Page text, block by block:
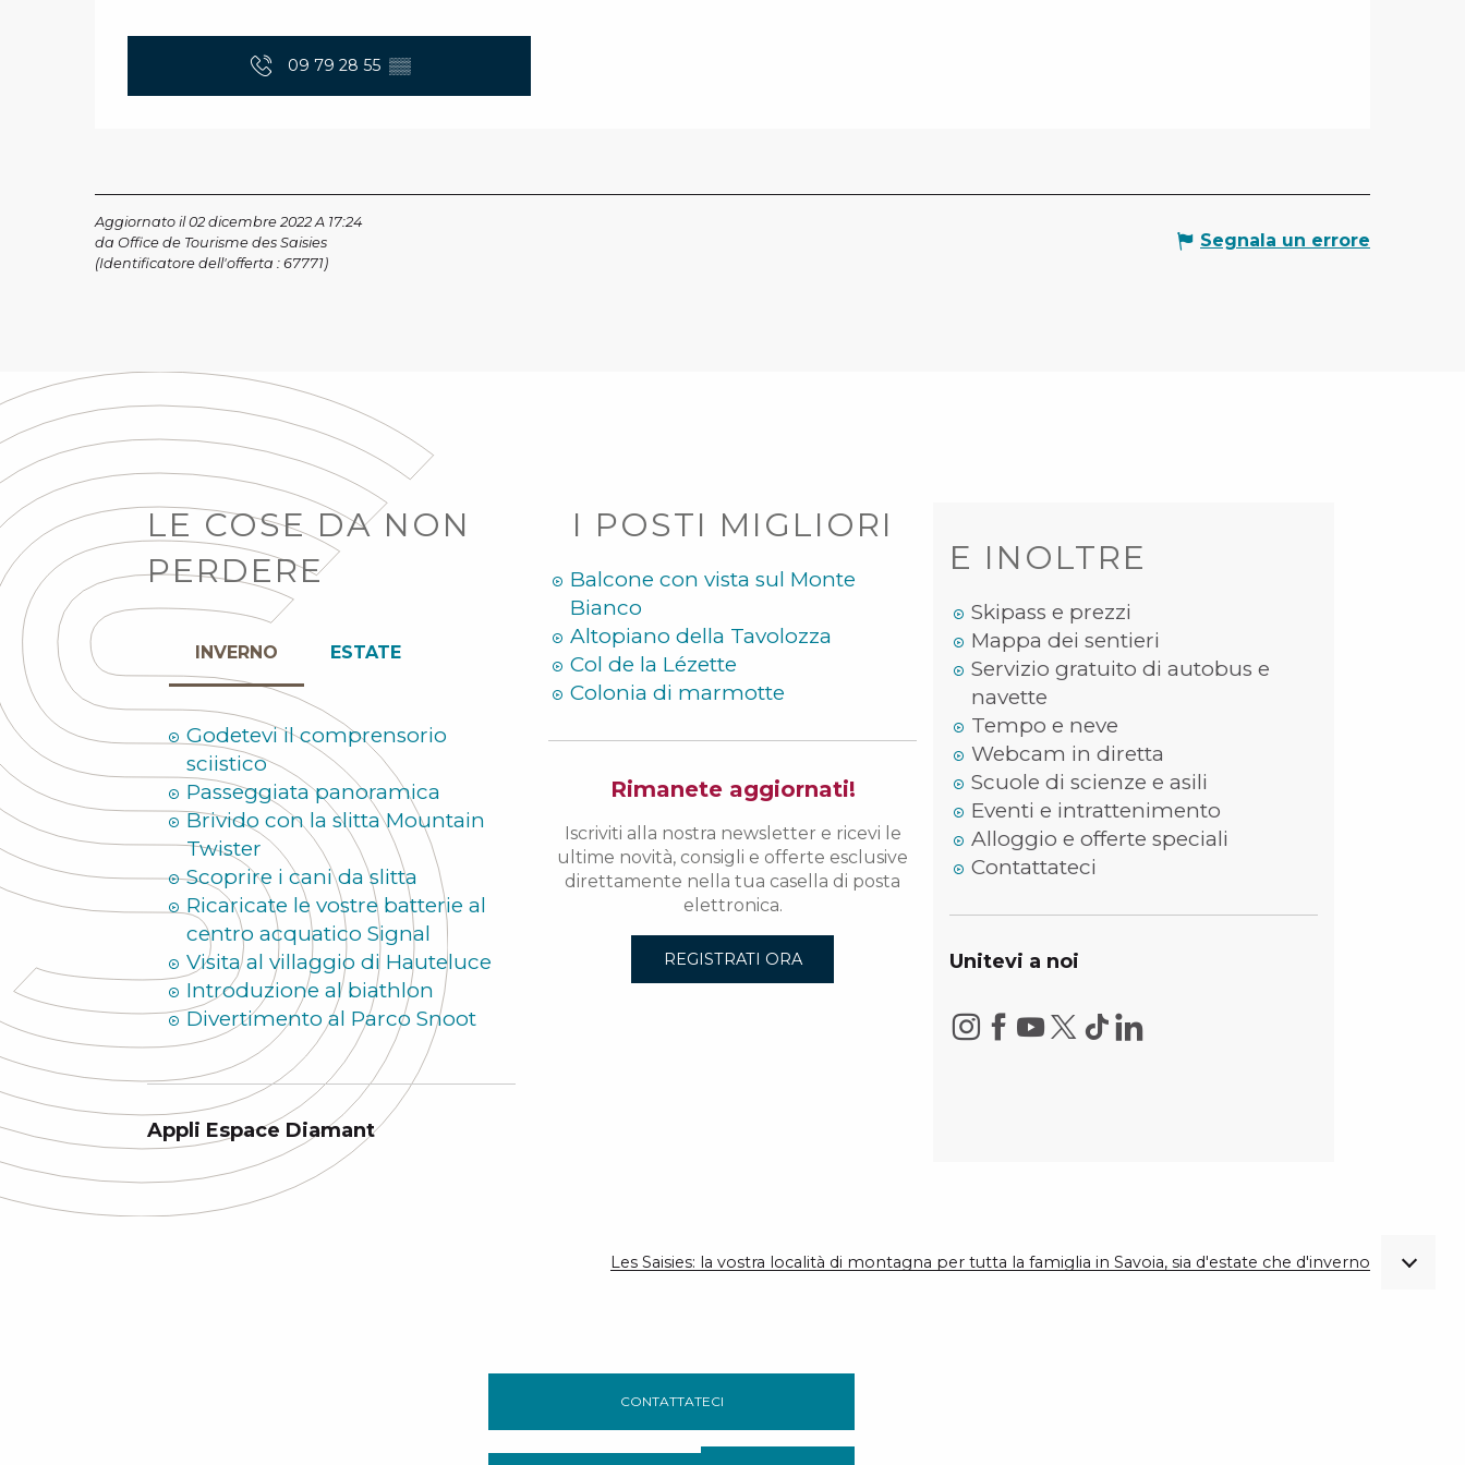
09 79 28 55 ▒▒
Aggiornato il 02 dicembre 2022 A 17:24
da Office de Tourisme des Saisies
(Identificatore dell'offerta : 67771)
Segnala un errore
LE COSE DA NON
PERDERE
INVERNO ESTATE
Godetevi il comprensorio
sciistico
Passeggiata panoramica
Brivido con la slitta Mountain
Twister
Scoprire i cani da slitta
Ricaricate le vostre batterie al
centro acquatico Signal
Visita al villaggio di Hauteluce
Introduzione al biathlon
Divertimento al Parco Snoot
Appli Espace Diamant
I POSTI MIGLIORI
Balcone con vista sul Monte
Bianco
Altopiano della Tavolozza
Col de la Lézette
Colonia di marmotte
Rimanete aggiornati!
Iscriviti alla nostra newsletter e ricevi le
ultime novità, consigli e offerte esclusive
direttamente nella tua casella di posta
elettronica.
REGISTRATI ORA
E INOLTRE
Skipass e prezzi
Mappa dei sentieri
Servizio gratuito di autobus e
navette
Tempo e neve
Webcam in diretta
Scuole di scienze e asili
Eventi e intrattenimento
Alloggio e offerte speciali
Contattateci
Unitevi a noi
Les Saisies: la vostra località di montagna per tutta la famiglia in Savoia, sia d'estate che d'inverno
CONTATTATECI